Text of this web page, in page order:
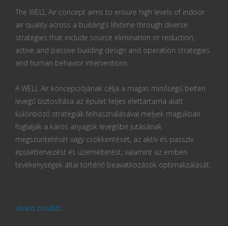
The WELL Air concept aims to ensure high levels of indoor
air quality across a building’s lifetime through diverse
strategies that include source elimination or reduction,
active and passive building design and operation strategies
and human behavior interventions.
A WELL Air koncepciójának célja a magas minőségű beltéri
levegő biztosítása az épület teljes élettartama alatt
különböző stratégiák felhasználásával melyek magukban
foglalják a káros anyagok levegőbe jutásának
megszüntetését vagy csökkentését, az aktív és passzív
épülettervezést és üzemeltetést, valamint az emberi
tevékenységek által történő beavatkozások optimalizálását.
olvass tovább...